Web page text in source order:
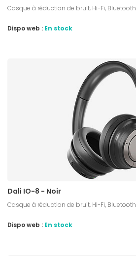
Casque à réduction de bruit, Hi-Fi, Bluetooth
Dispo web : En stock
Dali IO-8 - Noir
Casque à réduction de bruit, Hi-Fi, Bluetooth
Dispo web : En stock